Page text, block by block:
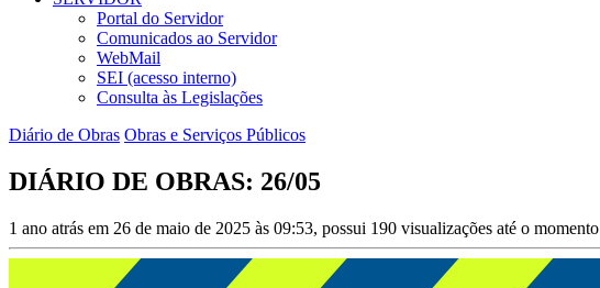
Portal do Servidor
Comunicados ao Servidor
WebMail
SEI (acesso interno)
Consulta às Legislações
Diário de Obras Obras e Serviços Públicos
DIÁRIO DE OBRAS: 26/05
1 ano atrás em 26 de maio de 2025 às 09:53, possui 190 visualizações até o momento